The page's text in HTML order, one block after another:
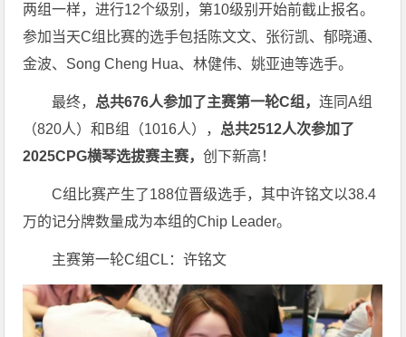
两组一样，进行12个级别，第10级别开始前截止报名。
参加当天C组比赛的选手包括陈文文、张衍凯、郁晓通、
金波、Song Cheng Hua、林健伟、姚亚迪等选手。
最终， 总共676人参加了主赛第一轮C组，连同A组
（820人）和B组（1016人）， 总共2512人次参加了
2025CPG横琴选拔赛主赛，创下新高！
C组比赛产生了188位晋级选手，其中许铭文以38.4
万的记分牌数量成为本组的Chip Leader。
主赛第一轮C组CL：许铭文